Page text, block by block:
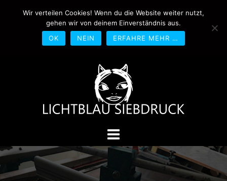
0170-4800361
drucken@lichtblau-
siebdruck.de
Schwedlerstraße 1 - 5 60314
Frankfurt
Wir verteilen Cookies! Wenn du die Website weiter nutzt,
gehen wir von deinem Einverständnis aus.
OK
NEIN ERFAHRE MEHR …